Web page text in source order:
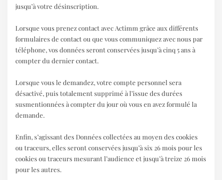
jusqu’à votre désinscription.
Lorsque vous prenez contact avec Actimm grâce aux différents
formulaires de contact ou que vous communiquez avec nous par
téléphone, vos données seront conservées jusqu’à cinq 5 ans à
compter du dernier contact.
Lorsque vous le demandez, votre compte personnel sera
désactivé, puis totalement supprimé à l’issue des durées
susmentionnées à compter du jour où vous en avez formulé la
demande.
Enfin, s’agissant des Données collectées au moyen des cookies
ou traceurs, elles seront conservées jusqu’à six 26 mois pour les
cookies ou traceurs mesurant l’audience et jusqu’à treize 26 mois
pour les autres.